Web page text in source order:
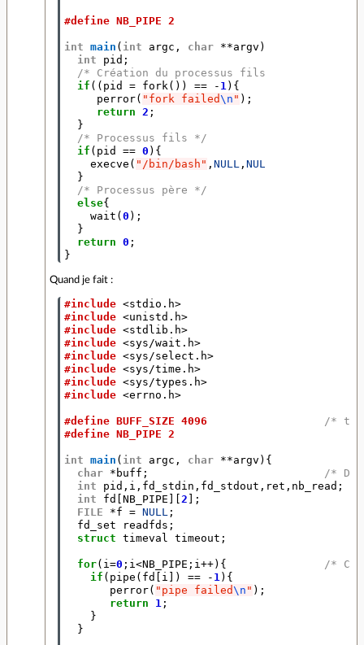
#define NB_PIPE 2
int main ( int argc , char **argv ){
int
pid ;
/* Création du processus fils */
if (( pid = fork()) == - 1){
perror( "fork failed\n " );
return
2 ;
}
/* Processus fils */
if ( pid == 0 ){
execve ( "/bin/bash" ,NULL ,NULL
}
/* Processus père */
else{
wait (0 );
}
return
0 ;
}
Quand je fait :
#include <stdio.h>
#include <unistd.h>
#include <stdlib.h>
#include <sys/wait.h>
#include <sys/select.h>
#include <sys/time.h>
#include <sys/types.h>
#include <errno.h>
#define BUFF_SIZE 4096
/*
#define NB_PIPE 2
int main ( int argc , char **argv ){
char * buff ;
/*
int
pid , i , fd_stdin , fd_stdout , ret , nb_read ;
int
fd [NB_PIPE 2 ];
FILE
*f = NULL ;
fd_set
readfds ;
struct
timeval timeout ;
for( i=0 ; i<NB_PIPE ; i++){
/*
if ( pipe ( fd i ]) == - 1 ){
perror( "pipe failed\n " );
return
1 ;
}
}